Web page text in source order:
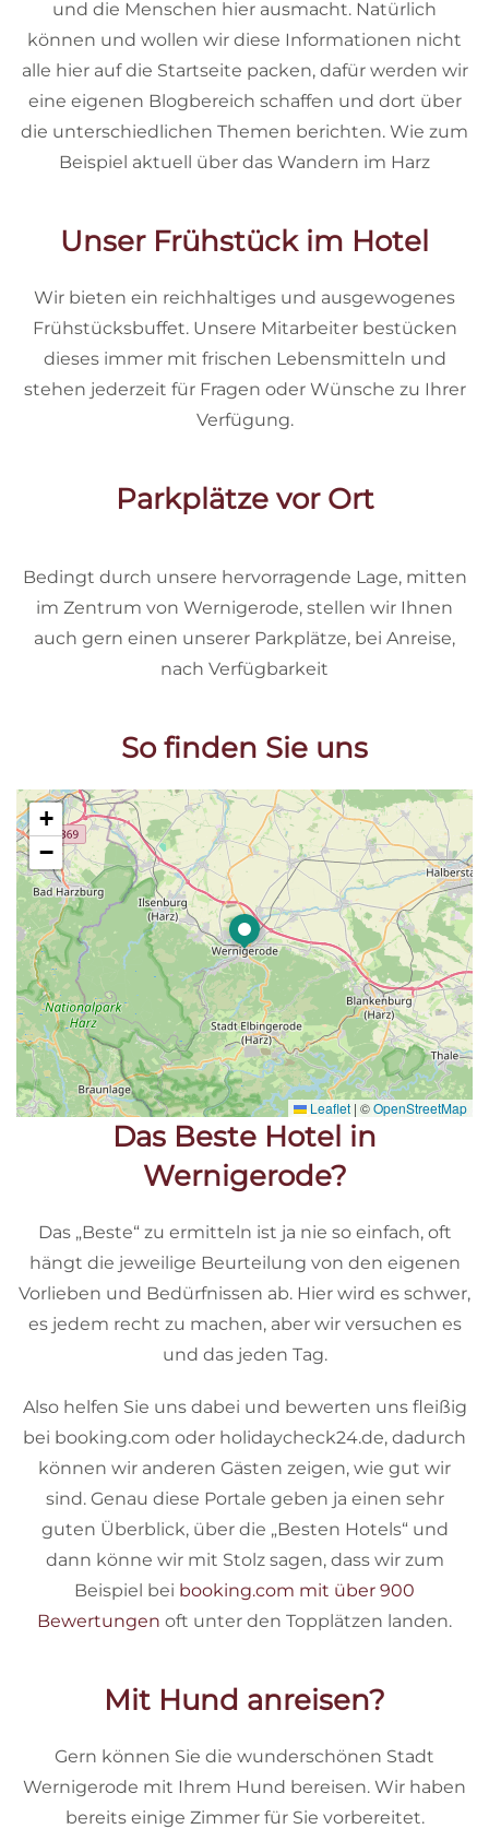
und die Menschen hier ausmacht. Natürlich
können und wollen wir diese Informationen nicht
alle hier auf die Startseite packen, dafür werden wir
eine eigenen Blogbereich schaffen und dort über
die unterschiedlichen Themen berichten. Wie zum
Beispiel aktuell über das Wandern im Harz
Unser Frühstück im Hotel
Wir bieten ein reichhaltiges und ausgewogenes
Frühstücksbuffet. Unsere Mitarbeiter bestücken
dieses immer mit frischen Lebensmitteln und
stehen jederzeit für Fragen oder Wünsche zu Ihrer
Verfügung.
Parkplätze vor Ort
Bedingt durch unsere hervorragende Lage, mitten
im Zentrum von Wernigerode, stellen wir Ihnen
auch gern einen unserer Parkplätze, bei Anreise,
nach Verfügbarkeit
So finden Sie uns
+
−
Leaflet | ©OpenStreetMap
Das Beste Hotel in
Wernigerode?
Das „Beste“ zu ermitteln ist ja nie so einfach, oft
hängt die jeweilige Beurteilung von den eigenen
Vorlieben und Bedürfnissen ab. Hier wird es schwer,
es jedem recht zu machen, aber wir versuchen es
und das jeden Tag.
Also helfen Sie uns dabei und bewerten uns fleißig
bei booking.com oder holidaycheck24.de, dadurch
können wir anderen Gästen zeigen, wie gut wir
sind. Genau diese Portale geben ja einen sehr
guten Überblick, über die „Besten Hotels“ und
dann könne wir mit Stolz sagen, dass wir zum
Beispiel bei booking.com mit über 900
Bewertungen oft unter den Topplätzen landen.
Mit Hund anreisen?
Gern können Sie die wunderschönen Stadt
Wernigerode mit Ihrem Hund bereisen. Wir haben
bereits einige Zimmer für Sie vorbereitet.